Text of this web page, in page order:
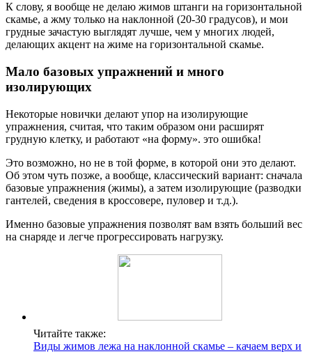
К слову, я вообще не делаю жимов штанги на горизонтальной
скамье, а жму только на наклонной (20-30 градусов), и мои
грудные зачастую выглядят лучше, чем у многих людей,
делающих акцент на жиме на горизонтальной скамье.
Мало базовых упражнений и много
изолирующих
Некоторые новички делают упор на изолирующие
упражнения, считая, что таким образом они расширят
грудную клетку, и работают «на форму». это ошибка!
Это возможно, но не в той форме, в которой они это делают.
Об этом чуть позже, а вообще, классический вариант: сначала
базовые упражнения (жимы), а затем изолирующие (разводки
гантелей, сведения в кроссовере, пуловер и т.д.).
Именно базовые упражнения позволят вам взять больший вес
на снаряде и легче прогрессировать нагрузку.
Читайте также:
Виды жимов лежа на наклонной скамье – качаем верх и